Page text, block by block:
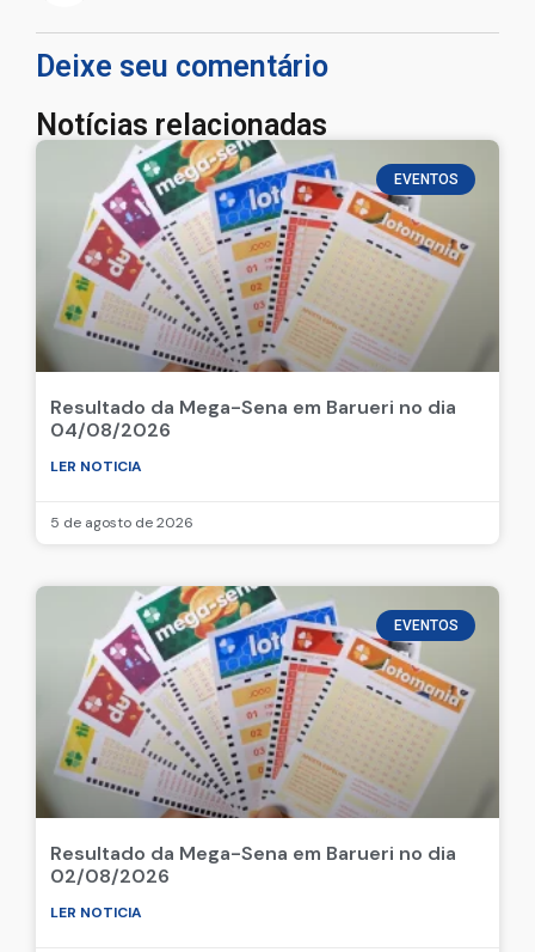
Deixe seu comentário
Notícias relacionadas
EVENTOS
Resultado da Mega-Sena em Barueri no dia
04/08/2026
LER NOTICIA
5 de agosto de 2026
EVENTOS
Resultado da Mega-Sena em Barueri no dia
02/08/2026
LER NOTICIA